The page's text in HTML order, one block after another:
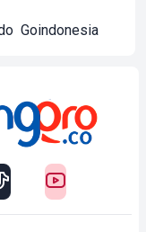
Goindonesia